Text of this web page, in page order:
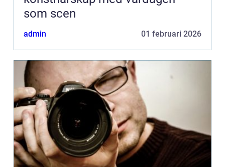
som scen
admin 01 februari 2026